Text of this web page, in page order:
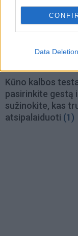
Data Deletion
Kūno kalbos
pasirinkite gestą
sužinokite, kas
atsipalaiduoti (1)